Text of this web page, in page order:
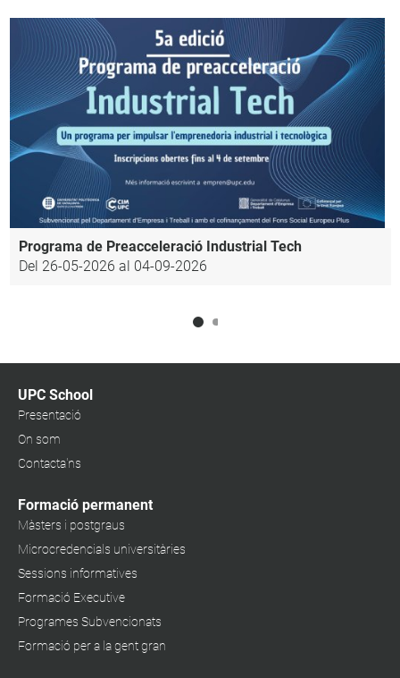
Programa de Preacceleració Industrial Tech
Del 26-05-2026 al 04-09-2026
UPC School
Presentació
On som
Contacta'ns
Formació permanent
Màsters i postgraus
Microcredencials universitàries
Sessions informatives
Formació Executive
Programes Subvencionats
Formació per a la gent gran